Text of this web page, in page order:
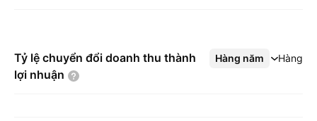
Tỷ lệ chuyển đổi doanh thu thành
lợi nhuận
Hàng năm Hàng
Xem thêm